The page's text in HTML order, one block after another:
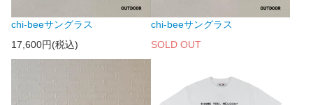
chi-beeサングラス
17,600円(税込)
chi-beeサングラス
SOLD OUT